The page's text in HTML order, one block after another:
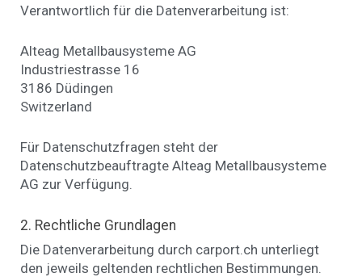
Verantwortlich für die Datenverarbeitung ist:
Alteag Metallbausysteme AG
Industriestrasse 16
3186 Düdingen
Switzerland
Für Datenschutzfragen steht der
Datenschutzbeauftragte Alteag Metallbausysteme
AG zur Verfügung.
2. Rechtliche Grundlagen
Die Datenverarbeitung durch carport.ch unterliegt
den jeweils geltenden rechtlichen Bestimmungen.